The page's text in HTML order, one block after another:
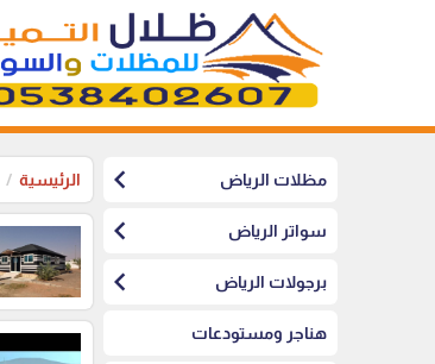
مظلات الرياض chevron_left
سواتر الرياض chevron_left
برجولات الرياض chevron_left
هناجر ومستودعات
الرئيسية